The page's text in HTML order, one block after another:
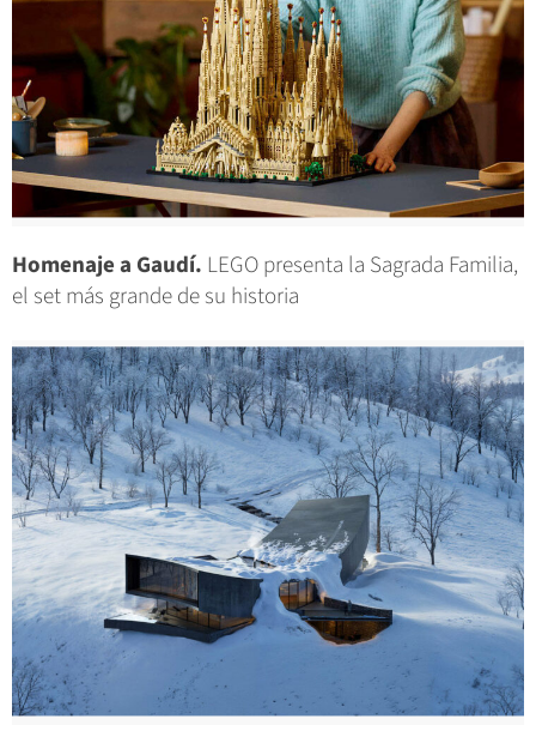
Homenaje a Gaudí. LEGO presenta la Sagrada Familia,
el set más grande de su historia